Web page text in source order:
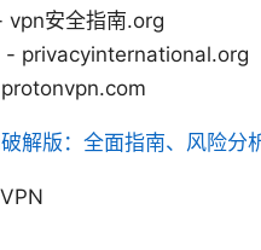
vpn安全指南.org
- privacyinternational.org
解版：全面指南、风险分